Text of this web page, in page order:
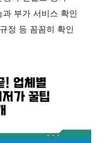
과 부가 서비스 확인
정 등 꼼꼼히 확인